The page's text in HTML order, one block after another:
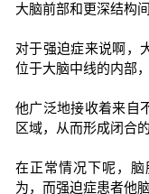
大脑前部和更深结构
对于强迫症来说啊，
位于大脑中线的内部
他广泛地接收着来自
区域，从而形成闭合的
在正常情况下呢，
为，而强迫症患者他